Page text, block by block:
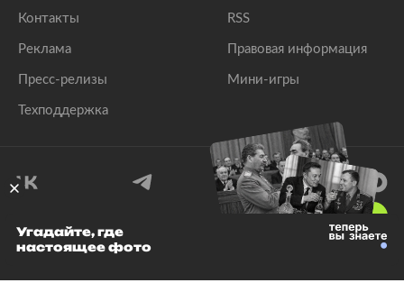
Контакты
Реклама
Пресс-релизы
Техподдержка
RSS
Правовая информация
Мини-игры
© 1999–2026 Все права защищены.
Угадайте, где
настоящее фото